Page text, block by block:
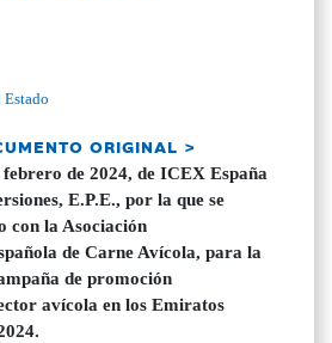
ORIGINAL >
febrero de 2024, de ICEX España
E.P.E., por la que se
con la Asociación
de Carne Avícola, para la
de promoción
avícola en los Emiratos